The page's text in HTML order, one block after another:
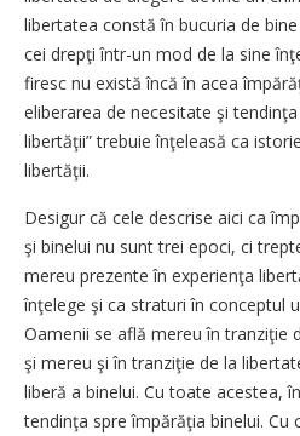
libertatea constă în bucuria de
cei drepţi într-un mod de la sine
firesc nu există încă în acea
eliberarea de necesitate şi
libertăţii” trebuie înţeleasă ca
libertăţii.
Desigur că cele descrise aici ca
şi binelui nu sunt trei epoci, ci
mereu prezente în experienţa
înţelege şi ca straturi în conceptul
Oamenii se află mereu în tranziţie
şi mereu şi în tranziţie de la
liberă a binelui. Cu toate acestea,
tendinţa spre împărăţia binelui. Cu